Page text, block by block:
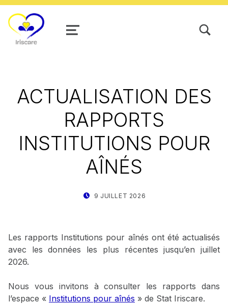
MENU
ACTUALISATION DES
RAPPORTS
INSTITUTIONS POUR
AÎNÉS
9 JUILLET 2026
Les rapports Institutions pour aînés ont été actualisés
avec les données les plus récentes jusqu’en juillet
2026.
Nous vous invitons à consulter les rapports dans
l’espace « Institutions pour aînés » de Stat Iriscare.